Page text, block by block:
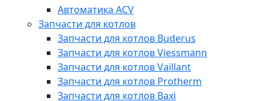
Автоматика ACV
Запчасти для котлов
Запчасти для котлов Buderus
Запчасти для котлов Viessmann
Запчасти для котлов Vaillant
Запчасти для котлов Protherm
Запчасти для котлов Baxi